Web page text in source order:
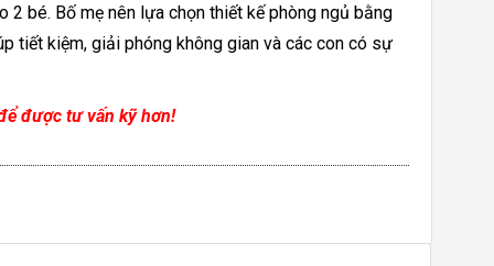
2 bé. Bố mẹ nên lựa chọn thiết kế phòng ngủ bằng
tiết kiệm, giải phóng không gian và các con có sự
được tư vấn kỹ hơn!